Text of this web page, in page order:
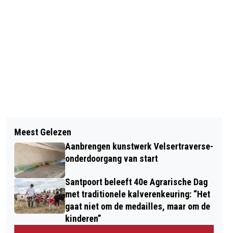
VERMISTE EN GEVONDEN DIEREN
DIERENAMBULANCE KENNEMERLAND
GEBOORTES I HUWELIJKEN I
OVERLEDEN
Meest Gelezen
Aanbrengen kunstwerk Velsertraverse-
onderdoorgang van start
Santpoort beleeft 40e Agrarische Dag
met traditionele kalverenkeuring: “Het
gaat niet om de medailles, maar om de
kinderen”